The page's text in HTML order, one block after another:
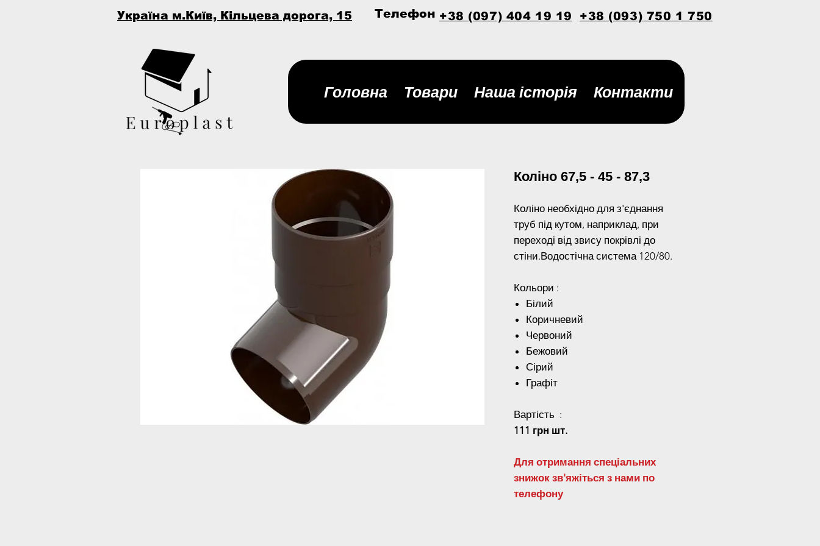
Телефон
Україна м.Київ, Кільцева дорога, 15 +38 (097) 404 19 19 +38 (093) 750 1 750
Головна Товари Наша історія Контакти
Коліно 67,5 - 45 - 87,3
Коліно необхідно для з'єднання
труб під кутом, наприклад, при
переході від звису покрівлі до
стіни.Водостічна система 120/80.
Кольори :
Білий
Коричневий
Червоний
Бежовий
Сірий
Графіт
Вартість :
111 грн шт.
Для отримання спеціальних
знижок зв'яжіться з нами по
телефону